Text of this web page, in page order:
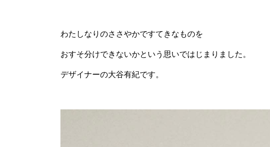
わたしなりのささやかですてきなものを
おすそ分けできないかという思いではじまりました。
デザイナーの大谷有紀です。